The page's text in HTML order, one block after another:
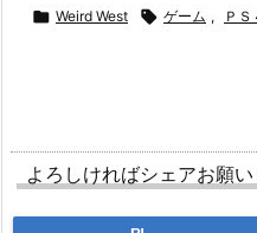
 Weird West  ゲーム , ＰＳ
よろしければシェアお願